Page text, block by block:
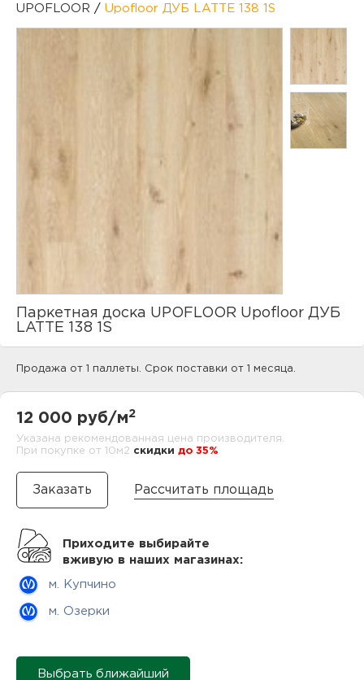
UPOFLOOR / Upofloor ДУБ LATTE 138 1S
Паркетная доска UPOFLOOR Upofloor ДУБ
LATTE 138 1S
Продажа от 1 паллеты. Срок поставки от 1 месяца.
12 000 руб/м2
Указана рекомендованная цена производителя.
При покупке от 10м2 cкидки до 35%
Рассчитать площадь
Приходите выбирайте
вживую в наших магазинах:
м. Купчино
м. Озерки
Выбрать ближайший